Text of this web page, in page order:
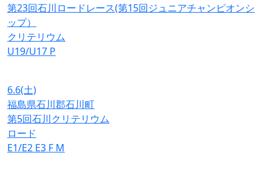
第23回石川ロードレース(第15回ジュニアチャンピオンシ
ップ）
クリテリウム
U19/U17 P
6.6(土)
福島県石川郡石川町
第5回石川クリテリウム
ロード
E1/E2 E3 F M